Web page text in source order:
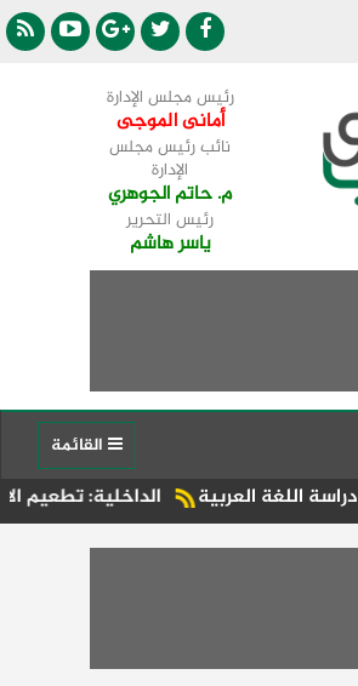
رئيس مجلس الإدارة
أمانى الموجى
نائب رئيس مجلس
الإدارة
م. حاتم الجوهري
رئيس التحرير
ياسر هاشم
الداخلية: تطعيم الالتهاب